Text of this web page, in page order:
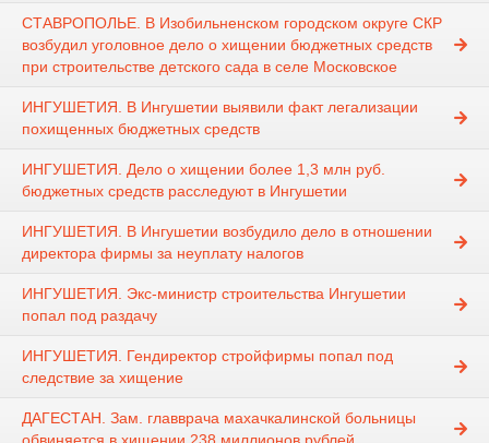
СТАВРОПОЛЬЕ. В Изобильненском городском округе СКР
возбудил уголовное дело о хищении бюджетных средств
при строительстве детского сада в селе Московское
ИНГУШЕТИЯ. В Ингушетии выявили факт легализации
похищенных бюджетных средств
ИНГУШЕТИЯ. Дело о хищении более 1,3 млн руб.
бюджетных средств расследуют в Ингушетии
ИНГУШЕТИЯ. В Ингушетии возбудило дело в отношении
директора фирмы за неуплату налогов
ИНГУШЕТИЯ. Экс-министр строительства Ингушетии
попал под раздачу
ИНГУШЕТИЯ. Гендиректор стройфирмы попал под
следствие за хищение
ДАГЕСТАН. Зам. главврача махачкалинской больницы